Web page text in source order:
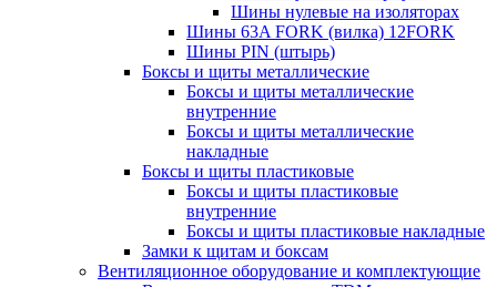
Шины нулевые на изоляторах
Шины 63A FORK (вилка) 12FORK
Шины PIN (штырь)
Боксы и щиты металлические
Боксы и щиты металлические
внутренние
Боксы и щиты металлические
накладные
Боксы и щиты пластиковые
Боксы и щиты пластиковые
внутренние
Боксы и щиты пластиковые накладные
Замки к щитам и боксам
Вентиляционное оборудование и комплектующие